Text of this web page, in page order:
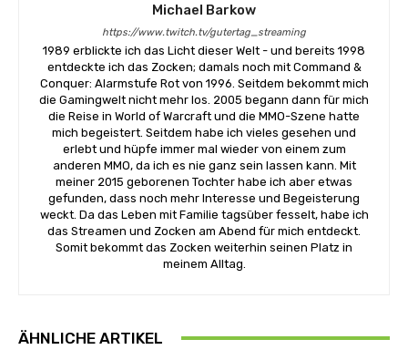
Michael Barkow
https://www.twitch.tv/gutertag_streaming
1989 erblickte ich das Licht dieser Welt - und bereits 1998
entdeckte ich das Zocken; damals noch mit Command &
Conquer: Alarmstufe Rot von 1996. Seitdem bekommt mich
die Gamingwelt nicht mehr los. 2005 begann dann für mich
die Reise in World of Warcraft und die MMO-Szene hatte
mich begeistert. Seitdem habe ich vieles gesehen und
erlebt und hüpfe immer mal wieder von einem zum
anderen MMO, da ich es nie ganz sein lassen kann. Mit
meiner 2015 geborenen Tochter habe ich aber etwas
gefunden, dass noch mehr Interesse und Begeisterung
weckt. Da das Leben mit Familie tagsüber fesselt, habe ich
das Streamen und Zocken am Abend für mich entdeckt.
Somit bekommt das Zocken weiterhin seinen Platz in
meinem Alltag.
ÄHNLICHE ARTIKEL